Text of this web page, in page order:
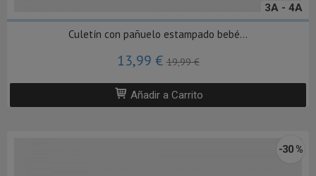
3A - 4A
Culetín con pañuelo estampado bebé...
13,99 €19,99 €
Añadir a Carrito
-30 %